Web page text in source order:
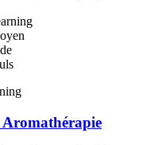
Aromathérapie